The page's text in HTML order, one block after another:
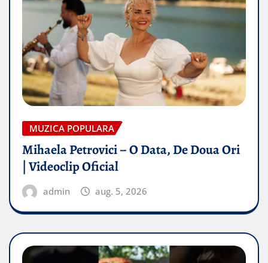
MUZICA POPULARA
Mihaela Petrovici – O Data, De Doua Ori
| Videoclip Oficial
admin aug. 5, 2026